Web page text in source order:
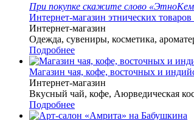
При покупке скажите слово
Интернет-магазин этнических товаров
Интернет-магазин
Одежда, сувениры, косметика,
Подробнее
Магазин чая, кофе, восточных и
Интернет-магазин
Вкусный чай, кофе, Аюрведическая
Подробнее